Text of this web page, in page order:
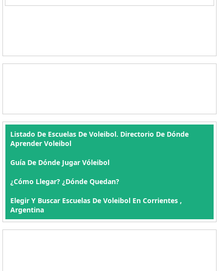
Listado De Escuelas De Voleibol. Directorio De Dónde
Aprender Voleibol
Guía De Dónde Jugar Vóleibol
¿Cómo Llegar? ¿Dónde Quedan?
Elegir Y Buscar Escuelas De Voleibol En Corrientes ,
Argentina